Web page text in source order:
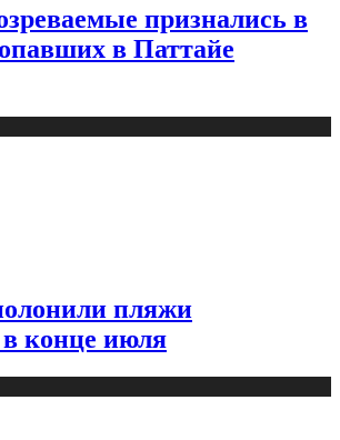
признались в
в Паттайе
пляжи
конце июля